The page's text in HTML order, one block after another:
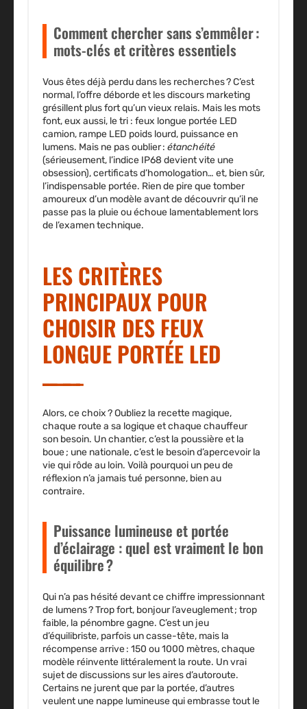
Comment chercher sans s’emmêler :
mots-clés et critères essentiels
Vous êtes déjà perdu dans les recherches ? C’est
normal, l’offre déborde et les discours marketing
grésillent plus fort qu’un vieux relais. Mais les mots
font, eux aussi, le tri : feux longue portée LED
camion, rampe LED poids lourd, puissance en
lumens. Mais ne pas oublier : étanchéité
(sérieusement, l’indice IP68 devient vite une
obsession), certificats d’homologation… et, bien sûr,
l’indispensable portée. Rien de pire que tomber
amoureux d’un modèle avant de découvrir qu’il ne
passe pas la pluie ou échoue lamentablement lors
de l’examen technique.
LES CRITÈRES
PRINCIPAUX POUR
CHOISIR DES FEUX
LONGUE PORTÉE LED
Alors, ce choix ? Oubliez la recette magique,
chaque route a sa logique et chaque chauffeur
son besoin. Un chantier, c’est la poussière et la
boue ; une nationale, c’est le besoin d’apercevoir la
vie qui rôde au loin. Voilà pourquoi un peu de
réflexion n’a jamais tué personne, bien au
contraire.
Puissance lumineuse et portée
d’éclairage : quel est vraiment le bon
équilibre ?
Qui n’a pas hésité devant ce chiffre impressionnant
de lumens ? Trop fort, bonjour l’aveuglement ; trop
faible, la pénombre gagne. C’est un jeu
d’équilibriste, parfois un casse-tête, mais la
récompense arrive : 150 ou 1000 mètres, chaque
modèle réinvente littéralement la route. Un vrai
sujet de discussions sur les aires d’autoroute.
Certains ne jurent que par la portée, d’autres
veulent une nappe lumineuse qui embrasse tout le